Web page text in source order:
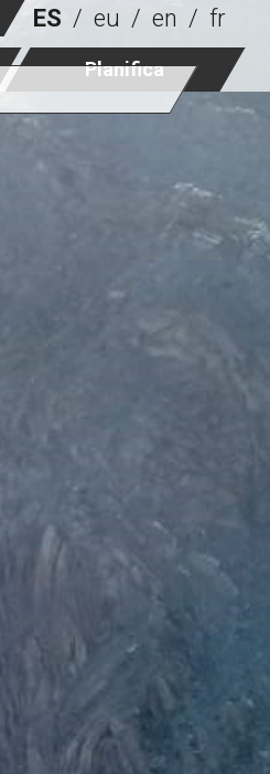
ES eu en fr
Planifica